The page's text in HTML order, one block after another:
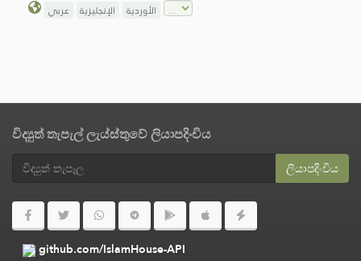
عربي الإنجليزية الأوردية
විද්‍යුත් තැපැල් ලැය්ස්තුවේ ලියාපදිංචිය
ලියාපදිංචිය
github.com/IslamHouse-API